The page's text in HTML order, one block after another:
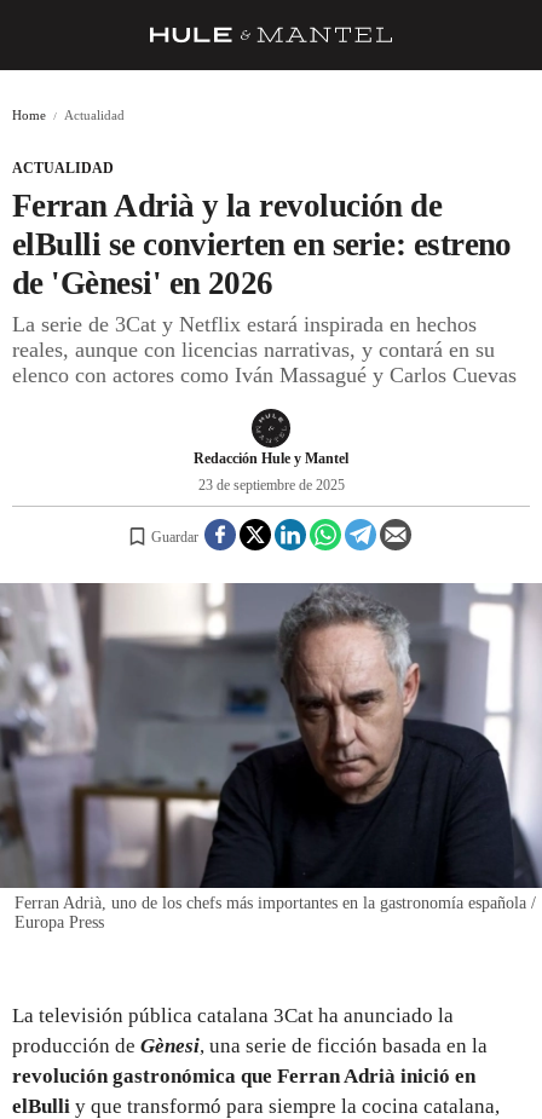
BARRAS Y ESTRELLAS
DÓNDE COMER
ÍDOLOS DE MESAS
CUADERNO DE VIAJE
REGISTRO
INICIAR SESIÓN
Home Actualidad
ACTUALIDAD
Ferran Adrià y la revolución de
elBulli se convierten en serie: estreno
de 'Gènesi' en 2026
La serie de 3Cat y Netflix estará inspirada en hechos
reales, aunque con licencias narrativas, y contará en su
elenco con actores como Iván Massagué y Carlos Cuevas
Redacción Hule y Mantel
23 de septiembre de 2025
Guardar
Ferran Adrià, uno de los chefs más importantes en la gastronomía española /
Europa Press
La televisión pública catalana 3Cat ha anunciado la
producción de Gènesi, una serie de ficción basada en la
revolución gastronómica que Ferran Adrià inició en
elBulli y que transformó para siempre la cocina catalana,